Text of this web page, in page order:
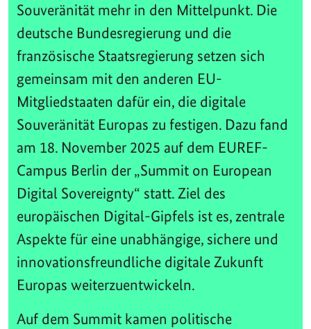
Souveränität mehr in den Mittelpunkt. Die
deutsche Bundesregierung und die
französische Staatsregierung setzen sich
gemeinsam mit den anderen EU-
Mitgliedstaaten dafür ein, die digitale
Souveränität Europas zu festigen. Dazu fand
am 18. November 2025 auf dem EUREF-
Campus Berlin der „Summit on European
Digital Sovereignty“ statt. Ziel des
europäischen Digital-Gipfels ist es, zentrale
Aspekte für eine unabhängige, sichere und
innovationsfreundliche digitale Zukunft
Europas weiterzuentwickeln.
Auf dem Summit kamen politische